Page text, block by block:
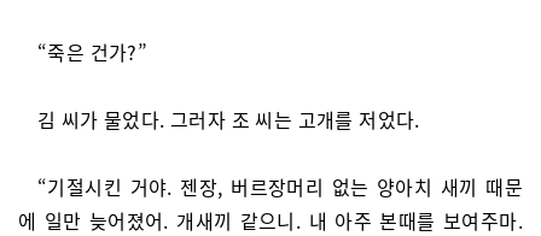
“죽은 건가?”
김 씨가 물었다. 그러자 조 씨는 고개를 저었다.
“기절시킨 거야. 젠장, 버르장머리 없는 양아치 새끼 때문
에 일만 늦어졌어. 개새끼 같으니. 내 아주 본때를 보여주마.